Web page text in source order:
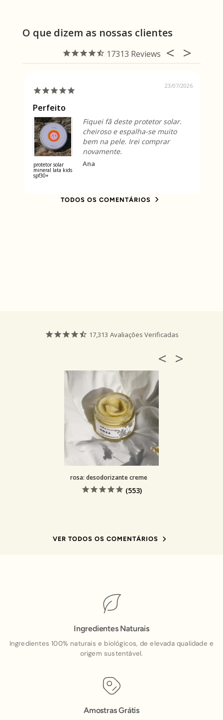
O que dizem as nossas clientes
17313
23/07/2026
Perfeito
protetor solar
mineral lata kids
spf30+
Fiquei fã deste protetor solar.
cheiroso e espalha-se muito
bem na pele. Irei comprar
novamente.
Ana
TODOS OS COMENTÁRIOS
17,313 Avaliações Verificadas
rosa: desodorizante creme
VER TODOS OS COMENTÁRIOS
Ingredientes Naturais
Ingredientes 100% naturais e biológicos, de elevada qualidade e
origem sustentável.
Amostras Grátis